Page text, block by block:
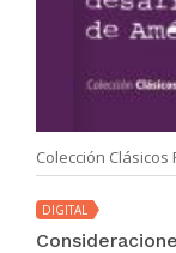
Colección
DIGITAL